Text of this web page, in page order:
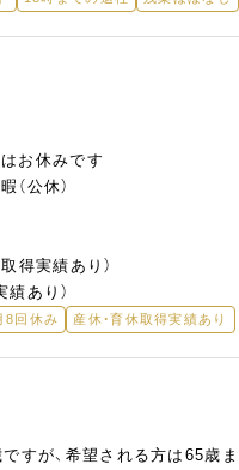
お休みです
（公休）
得実績あり）
績あり）
8回休み 産休・育休取得実績あり
すが、希望される方は65歳